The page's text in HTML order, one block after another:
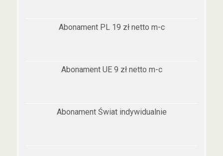
Abonament PL 19 zł netto m-c
Abonament UE 9 zł netto m-c
Abonament Świat indywidualnie